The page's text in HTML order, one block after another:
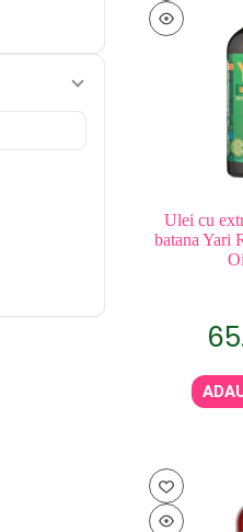
Ulei cu
batana Yari